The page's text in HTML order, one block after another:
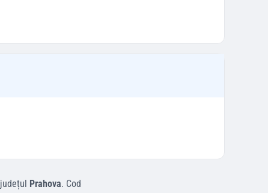
Prahova. Cod